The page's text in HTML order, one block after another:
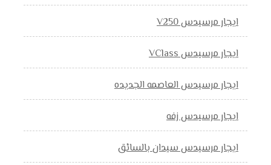
ايجار مرسيدس V250
ايجار مرسيدس VClass
ايجار مرسيدس العاصمه الجديده
ايجار مرسيدس زفه
ايجار مرسيدس سيدان بالسائق